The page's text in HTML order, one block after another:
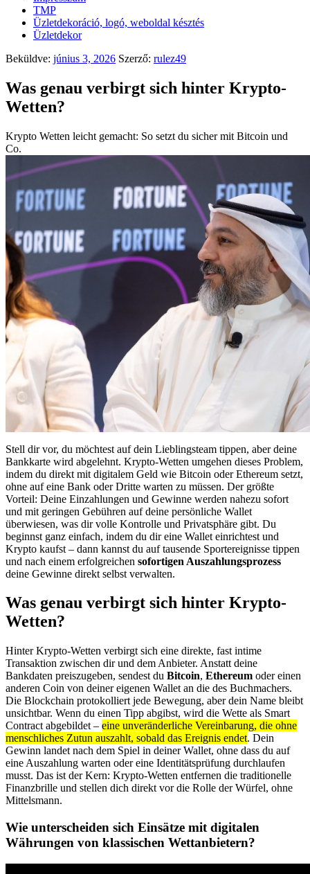
TMP
Üzletdekoráció, logó, weboldal késztés
Üzletdekor
Beküldve: június 3, 2026 Szerző: rulez49
Was genau verbirgt sich hinter Krypto-
Wetten?
Krypto Wetten leicht gemacht: So setzt du sicher mit Bitcoin und
Co.
Stell dir vor, du möchtest auf dein Lieblingsteam tippen, aber deine
Bankkarte wird abgelehnt. Krypto-Wetten umgehen dieses Problem,
indem du direkt mit digitalem Geld wie Bitcoin oder Ethereum setzt,
ohne auf eine Bank oder Dritte warten zu müssen. Der größte
Vorteil: Deine Einzahlungen und Gewinne werden nahezu sofort
und mit geringen Gebühren auf deine persönliche Wallet
überwiesen, was dir volle Kontrolle und Privatsphäre gibt. Du
beginnst ganz einfach, indem du dir eine Wallet einrichtest und
Krypto kaufst – dann kannst du auf tausende Sportereignisse tippen
und nach einem erfolgreichen sofortigen Auszahlungsprozess
deine Gewinne direkt selbst verwalten.
Was genau verbirgt sich hinter Krypto-
Wetten?
Hinter Krypto-Wetten verbirgt sich eine direkte, fast intime
Transaktion zwischen dir und dem Anbieter. Anstatt deine
Bankdaten preiszugeben, sendest du Bitcoin, Ethereum oder einen
anderen Coin von deiner eigenen Wallet an die des Buchmachers.
Die Blockchain protokolliert jede Bewegung, aber dein Name bleibt
unsichtbar. Wenn du einen Tipp abgibst, wird die Wette als Smart
Contract abgebildet – eine unveränderliche Vereinbarung, die ohne
menschliches Zutun auszahlt, sobald das Ereignis endet. Dein
Gewinn landet nach dem Spiel in deiner Wallet, ohne dass du auf
eine Auszahlung warten oder eine Identitätsprüfung durchlaufen
musst. Das ist der Kern: Krypto-Wetten entfernen die traditionelle
Finanzbrille und stellen dich direkt vor die Rolle der Würfel, ohne
Mittelsmann.
Wie unterscheiden sich Einsätze mit digitalen
Währungen von klassischen Wettanbietern?